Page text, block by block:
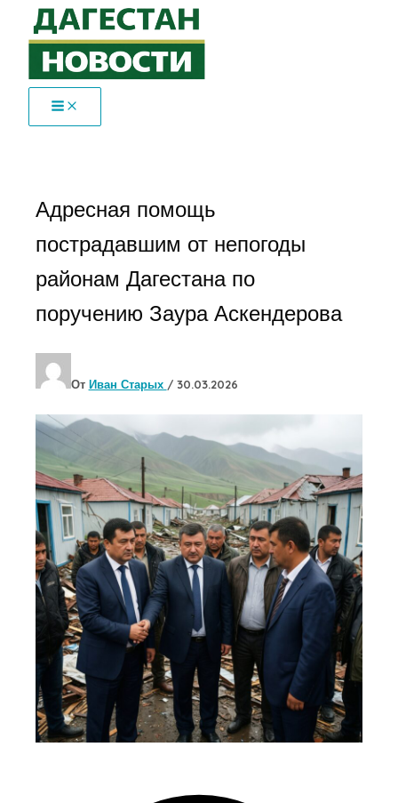
Перейти
содержимому
Адресная помощь
пострадавшим от непогоды
районам Дагестана по
поручению Заура Аскендерова
От Иван Старых / 30.03.2026